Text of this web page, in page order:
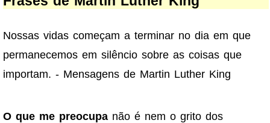
Nossas vidas começam a terminar no dia em que
permanecemos em silêncio sobre as coisas que
importam. - Mensagens de Martin Luther King
O que me preocupa não é nem o grito dos